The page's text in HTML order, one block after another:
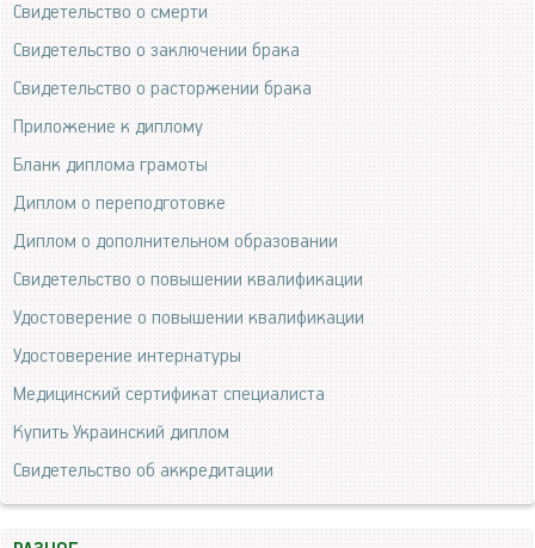
Свидетельство о смерти
Свидетельство о заключении брака
Свидетельство о расторжении брака
Приложение к диплому
Бланк диплома грамоты
Диплом о переподготовке
Диплом о дополнительном образовании
Свидетельство о повышении квалификации
Удостоверение о повышении квалификации
Удостоверение интернатуры
Медицинский сертификат специалиста
Купить Украинский диплом
Свидетельство об аккредитации